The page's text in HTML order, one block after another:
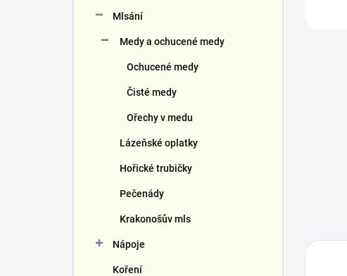
Mlsání
Medy a ochucené medy
Ochucené medy
Čisté medy
Ořechy v medu
Lázeňské oplatky
Hořické trubičky
Pečenády
Krakonošův mls
Nápoje
Koření